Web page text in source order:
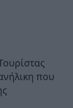
που